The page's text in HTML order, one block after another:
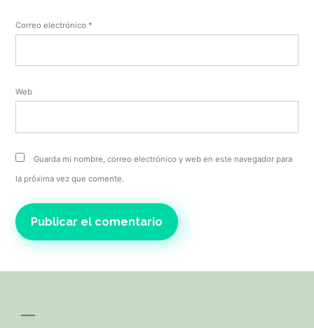
Correo electrónico *
Web
Guarda mi nombre, correo electrónico y web en este navegador para
la próxima vez que comente.